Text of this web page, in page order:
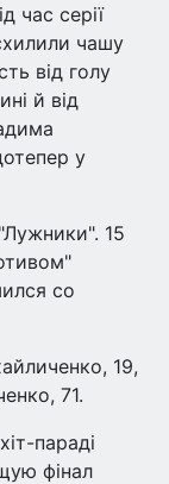
час серії
чашу
від голу
й від
у
15
со
19,
71.
параді
фінал